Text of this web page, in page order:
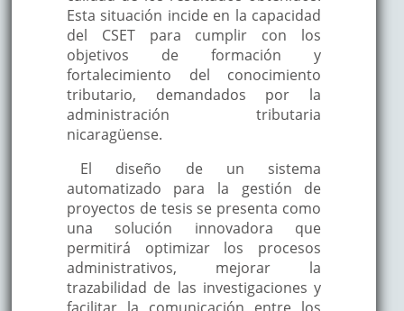
Esta situación incide en la capacidad
del CSET para cumplir con los
objetivos de formación y
fortalecimiento del conocimiento
tributario, demandados por la
administración tributaria
nicaragüense.
El diseño de un sistema
automatizado para la gestión de
proyectos de tesis se presenta como
una solución innovadora que
permitirá optimizar los procesos
administrativos, mejorar la
trazabilidad de las investigaciones y